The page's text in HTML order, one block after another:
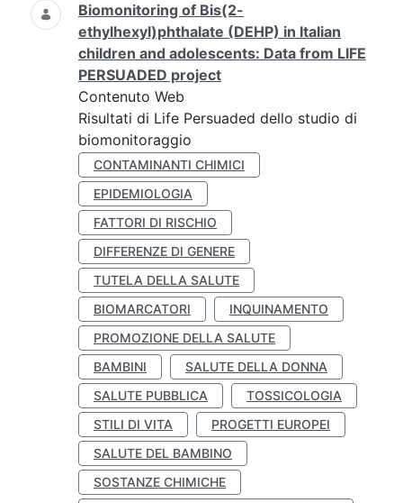
Biomonitoring of Bis(2-
ethylhexyl)phthalate (DEHP) in Italian
children and adolescents: Data from LIFE
PERSUADED project
Contenuto Web
Risultati di Life Persuaded dello studio di
biomonitoraggio
CONTAMINANTI CHIMICI
EPIDEMIOLOGIA
FATTORI DI RISCHIO
DIFFERENZE DI GENERE
TUTELA DELLA SALUTE
BIOMARCATORI
INQUINAMENTO
PROMOZIONE DELLA SALUTE
BAMBINI
SALUTE DELLA DONNA
SALUTE PUBBLICA
TOSSICOLOGIA
STILI DI VITA
PROGETTI EUROPEI
SALUTE DEL BAMBINO
SOSTANZE CHIMICHE